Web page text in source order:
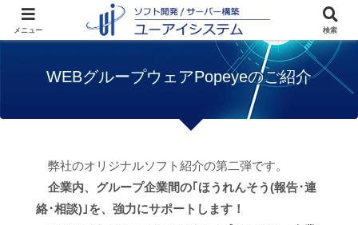
WEBグループウェアPopeye＆
Popeye/EWF
WEBグループウェアPopeyeのご紹介
WEBグループウェアPopeyeのご紹介
弊社のオリジナルソフト紹介の第二弾です。
企業内、グループ企業間の｢ほうれんそう(報告･連
絡･相談)｣を、強力にサポートします！
メニュー 検索